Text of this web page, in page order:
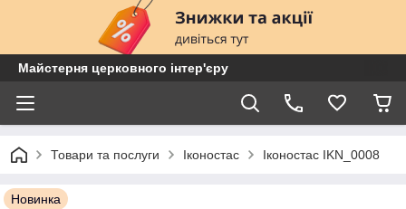
Майстерня церковного інтер'єру
Товари та послуги Іконостас Іконостас IKN_0008
Новинка